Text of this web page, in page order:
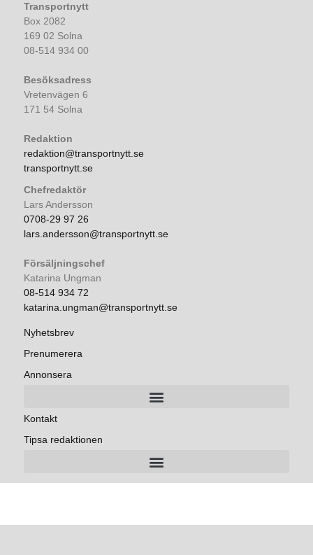
Transportnytt
Box 2082
169 02 Solna
08-514 934 00
Besöksadress
Vretenvägen 6
171 54 Solna
Redaktion
redaktion@transportnytt.se
transportnytt.se
Chefredaktör
Lars Andersson
0708-29 97 26
lars.andersson@transportnytt.se
Försäljningschef
Katarina Ungman
08-514 934 72
katarina.ungman@transportnytt.se
Nyhetsbrev
Prenumerera
Annonsera
Kontakt
Tipsa redaktionen